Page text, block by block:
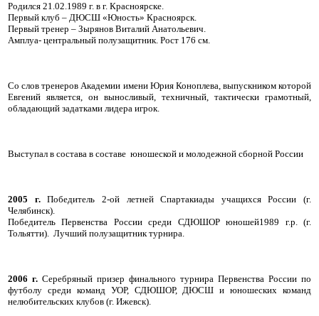
Родился 21.02.1989 г. в г. Красноярске.
Первый клуб – ДЮСШ «Юность» Красноярск.
Первый тренер – Зырянов Виталий Анатольевич.
Амплуа- центральный полузащитник. Рост 176 см.
Со слов тренеров Академии имени Юрия Коноплева, выпускником которой
Евгений является, он выносливый, техничный, тактически грамотный,
обладающий задатками лидера игрок.
Выступал в состава в составе юношеской и молодежной сборной России
2005 г.Победитель 2-ой летней Спартакиады учащихся России (г.
Челябинск).
Победитель Первенства России среди СДЮШОР юношей1989 г.р. (г.
Тольятти). Лучший полузащитник турнира.
2006 г. Серебряный призер финального турнира Первенства России по
футболу среди команд УОР, СДЮШОР, ДЮСШ и юношеских команд
нелюбительских клубов (г. Ижевск).